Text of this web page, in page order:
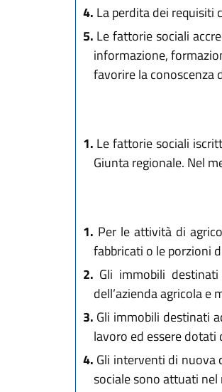
4. La perdita dei requisiti
5. Le fattorie sociali
informazione,
favorire la conoscenza
1. Le fattorie sociali
Giunta regionale. Nel
1. Per le attività di
fabbricati o le porzioni
2. Gli immobili
dell’azienda agricola
3. Gli immobili destinati
lavoro ed essere
4. Gli interventi di nuova
sociale sono attuati